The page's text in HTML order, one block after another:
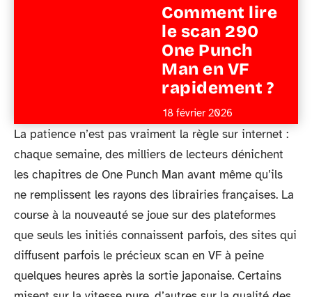
Comment lire
le scan 290
One Punch
Man en VF
rapidement ?
18 février 2026
La patience n’est pas vraiment la règle sur internet :
chaque semaine, des milliers de lecteurs dénichent
les chapitres de One Punch Man avant même qu’ils
ne remplissent les rayons des librairies françaises. La
course à la nouveauté se joue sur des plateformes
que seuls les initiés connaissent parfois, des sites qui
diffusent parfois le précieux scan en VF à peine
quelques heures après la sortie japonaise. Certains